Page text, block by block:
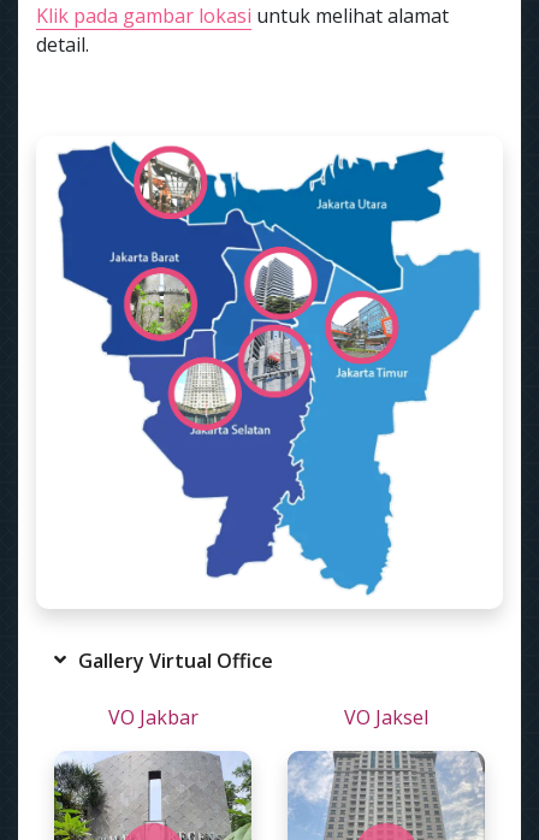
Klik pada gambar lokasi untuk melihat alamat
detail.
Gallery Virtual Office
VO Jakbar VO Jaksel